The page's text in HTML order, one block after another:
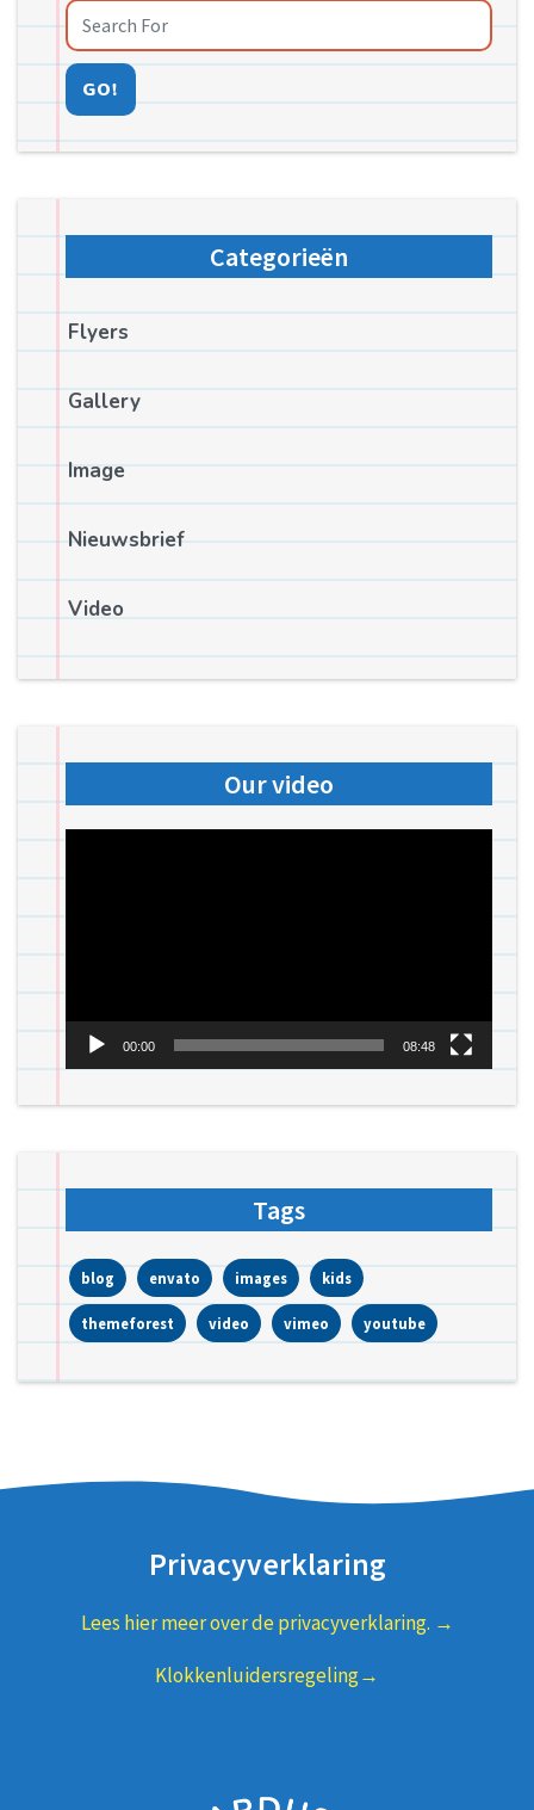
GO!
Categorieën
Flyers
Gallery
Image
Nieuwsbrief
Video
Our video
00:00 08:48
Tags
blog envato images kids
themeforest video vimeo youtube
Privacyverklaring
Lees hier meer over de privacyverklaring. →
Klokkenluidersregeling→